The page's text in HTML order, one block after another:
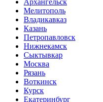
Архангельск
Мелитополь
Владикавказ
Казань
Петропавловск
Нижнекамск
Сыктывкар
Москва
Рязань
Воткинск
Курск
Екатеринбург